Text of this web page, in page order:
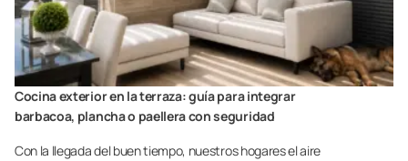
Cocina exterior en la terraza: guía para integrar
barbacoa, plancha o paellera con seguridad
Con la llegada del buen tiempo, nuestros hogares el aire